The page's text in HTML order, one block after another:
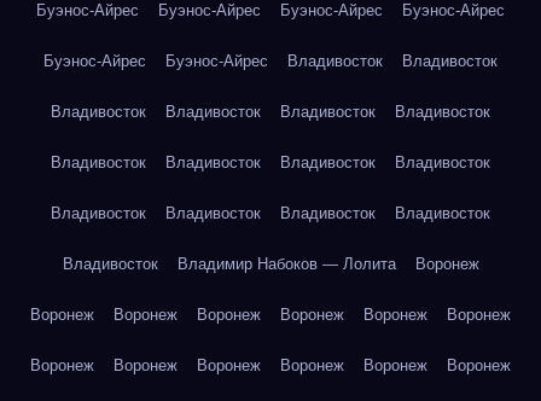
Буэнос-Айрес Буэнос-Айрес Буэнос-Айрес Буэнос-Айрес
Буэнос-Айрес Буэнос-Айрес Владивосток Владивосток
Владивосток Владивосток Владивосток Владивосток
Владивосток Владивосток Владивосток Владивосток
Владивосток Владивосток Владивосток Владивосток
Владивосток Владимир Набоков — Лолита Воронеж
Воронеж Воронеж Воронеж Воронеж Воронеж Воронеж
Воронеж Воронеж Воронеж Воронеж Воронеж Воронеж